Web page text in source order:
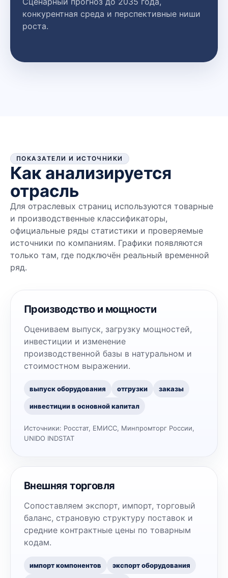
конкурентная среда и перспективные ниши
роста.
ПОКАЗАТЕЛИ И ИСТОЧНИКИ
Как анализируется
отрасль
Для отраслевых страниц используются товарные
и производственные классификаторы,
официальные ряды статистики и проверяемые
источники по компаниям. Графики появляются
только там, где подключён реальный временной
ряд.
Производство и мощности
Оцениваем выпуск, загрузку мощностей,
инвестиции и изменение
производственной базы в натуральном и
стоимостном выражении.
выпуск оборудования отгрузки заказы
инвестиции в основной капитал
Источники: Росстат, ЕМИСС, Минпромторг России,
UNIDO INDSTAT
Внешняя торговля
Сопоставляем экспорт, импорт, торговый
баланс, страновую структуру поставок и
средние контрактные цены по товарным
кодам.
импорт компонентов экспорт оборудования